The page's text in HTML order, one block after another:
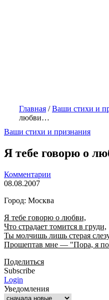
Главная /Ваши стихи и
любви…
Ваши стихи и признания
Я тебе говорю о
Комментарии
08.08.2007
Город: Москва
Я тебе говорю о любви,
Что страдает томится в груди,
Ты молчишь лишь стерая
Прошептав мне — "Пора, я
Поделиться
Subscribe
Login
Уведомления